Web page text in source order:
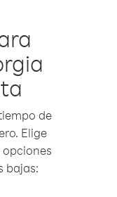
de
Elige
opciones
bajas: